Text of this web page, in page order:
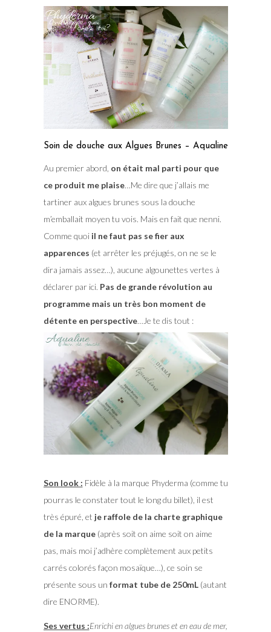
Soin de douche aux Algues Brunes – Aqualine
Au premier abord, on était mal parti pour que
ce produit me plaise…Me dire que j’allais me
tartiner aux algues brunes sous la douche
m’emballait moyen tu vois. Mais en fait que nenni.
Comme quoi il ne faut pas se fier aux
apparences (et arrêter les préjugés, on ne se le
dira jamais assez…), aucune algounettes vertes à
déclarer par ici. Pas de grande révolution au
programme mais un très bon moment de
détente en perspective…Je te dis tout :
Son look : Fidèle à la marque Phyderma (comme tu
pourras le constater tout le long du billet), il est
très épuré, et je raffole de la charte graphique
de la marque(après soit on aime soit on aime
pas, mais moi j’adhère complètement aux petits
carrés colorés façon mosaïque…), ce soin se
présente sous un format tube de 250mL(autant
dire ENORME).
Ses vertus :Enrichi en algues brunes et en eau de mer,